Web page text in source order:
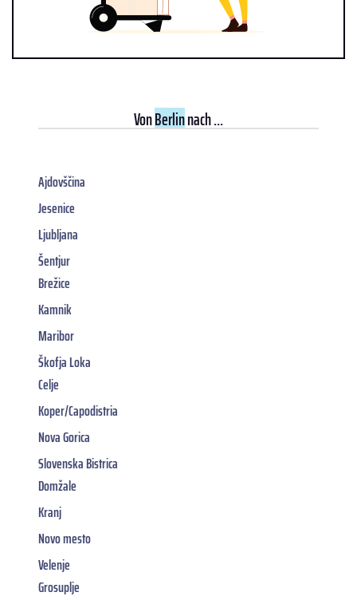
VonBerlinnach ...
Ajdovščina
Jesenice
Ljubljana
Šentjur
Brežice
Kamnik
Maribor
Škofja Loka
Celje
Koper/Capodistria
Nova Gorica
Slovenska Bistrica
Domžale
Kranj
Novo mesto
Velenje
Grosuplje